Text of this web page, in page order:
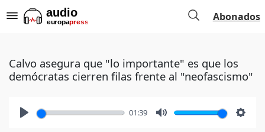
Abonados
Calvo asegura que "lo importante" es que los
demócratas cierren filas frente al "neofascismo"
01:39